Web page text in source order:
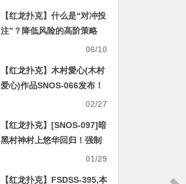
【红龙扑克】什么是“对冲投
注”？降低风险的高阶策略
06/10
【红龙扑克】木村愛心(木村
爱心)作品SNOS-066发布！
让L罩杯的大奶姐姐禁欲一个
变放荡痴女
02/27
【红龙扑克】[SNOS-097]暗
黑村神村上悠华回归！强制
进入绝的状态后被迫大乱01/29
【红龙扑克】FSDSS-395,本